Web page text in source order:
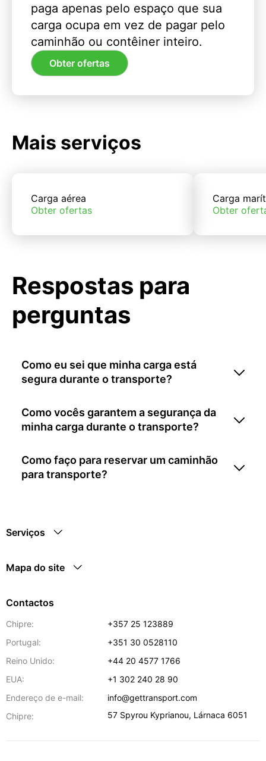
paga apenas pelo espaço que sua
carga ocupa em vez de pagar pelo
caminhão ou contêiner inteiro.
Obter ofertas
Mais serviços
Carga aérea
Obter ofertas
Carga
Obter
Respostas para
perguntas
Como eu sei que minha carga está
segura durante o transporte?
Como vocês garantem a segurança da
minha carga durante o transporte?
Como faço para reservar um caminhão
para transporte?
Serviços
Mapa do site
Contactos
Chipre:
+357 25 123889
Portugal:
+351 30 0528110
Reino Unido:
+44 20 4577 1766
EUA:
+1 302 240 28 90
Endereço de e-mail:
info@gettransport.com
Chipre:
57 Spyrou Kyprianou, Lárnaca 6051